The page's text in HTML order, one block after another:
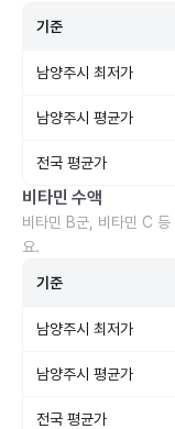
기준
남양주시 최저가
남양주시 평균가
전국 평균가
비타민 수액
비타민 B군, 비타민 C 등
요.
기준
남양주시 최저가
남양주시 평균가
전국 평균가